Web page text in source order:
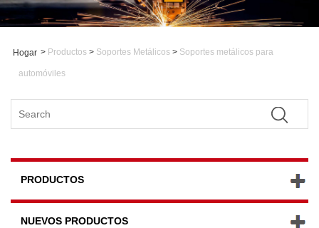
Hogar > Productos > Soportes Metálicos > Soportes metálicos para
automóviles
PRODUCTOS
NUEVOS PRODUCTOS